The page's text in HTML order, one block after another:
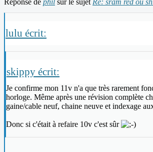
Réponse de phil sur le sujet Re: sram red ou
lulu écrit:
skippy écrit:
Je confirme mon 11v n'a que très rarement
horloge. Même après une révision complète
gaine/cable neuf, chaine neuve et indexage
Donc si c'était à refaire 10v c'est sûr